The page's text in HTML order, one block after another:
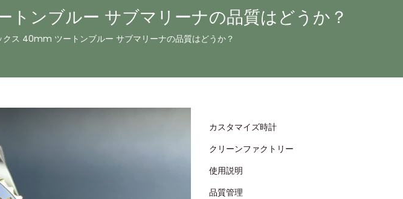
ンブルー サブマリーナの品質はどうか？
クス 40mm ツートンブルー サブマリーナの品質はどうか？
カスタマイズ時計
クリーンファクトリー
使用説明
品質管理